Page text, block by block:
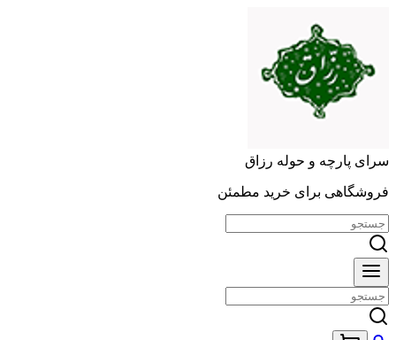
سرای پارچه و حوله رزاق
فروشگاهی برای خرید مطمئن